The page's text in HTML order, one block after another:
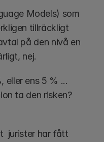
Models) som
tillräckligt
på den nivå en
nej.
eller ens 5 % ...
ta den risken?
jurister har fått